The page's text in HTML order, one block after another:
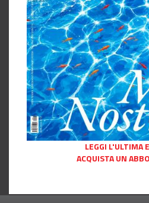
LEGGI L'ULTIMA
ACQUISTA UN